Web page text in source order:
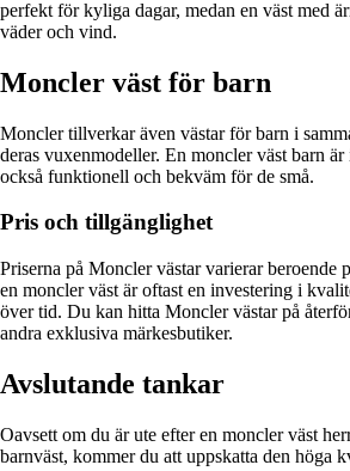
perfekt för kyliga dagar, medan en väst med
väder och vind.
Moncler väst för barn
Moncler tillverkar även västar för barn i
deras vuxenmodeller. En moncler väst barn
också funktionell och bekväm för de små.
Pris och tillgänglighet
Priserna på Moncler västar varierar beroende
en moncler väst är oftast en investering i
över tid. Du kan hitta Moncler västar på
andra exklusiva märkesbutiker.
Avslutande tankar
Oavsett om du är ute efter en moncler väst
barnväst, kommer du att uppskatta den höga